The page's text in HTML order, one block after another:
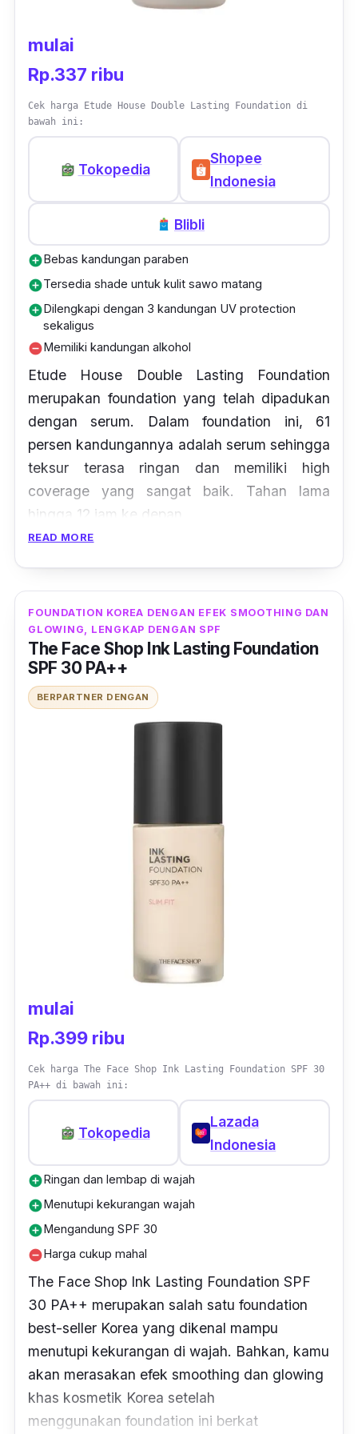
mulai
Rp.337 ribu
Cek harga Etude House Double Lasting Foundation di
bawah ini:
Tokopedia
Shopee
Indonesia
Blibli
add_circleBebas kandungan paraben
add_circleTersedia shade untuk kulit sawo matang
add_circleDilengkapi dengan 3 kandungan UV protection
sekaligus
remove_circleMemiliki kandungan alkohol
Etude House Double Lasting Foundation
merupakan foundation yang telah dipadukan
dengan serum. Dalamfoundation ini, 61
persen kandungannya adalah serum sehingga
teksur terasa ringan dan memiliki high
coverage yang sangat baik. Tahan lama
hingga 12 jam ke depan.
kulitmu dari sinarUV. Selain itu, teknologi
double glowdanairy moisture fitjuga
disematkan pada
kulit terlihat bercahaya tapi tetap terlihat
READ MORE
FOUNDATION KOREA DENGAN EFEK SMOOTHING DAN
GLOWING, LENGKAP DENGAN SPF
The Face Shop Ink Lasting Foundation
SPF 30 PA++
BERPARTNER DENGAN
mulai
Rp.399 ribu
Cek harga The Face Shop Ink Lasting Foundation SPF 30
PA++ di bawah ini:
Tokopedia
Lazada
Indonesia
add_circleRingan dan lembap di wajah
add_circleMenutupi kekurangan wajah
add_circleMengandung SPF 30
remove_circleHarga cukup mahal
The Face Shop Ink Lasting Foundation SPF
30 PA++ merupakan salah satu foundation
best-seller Korea yang dikenal mampu
menutupi kekurangan di wajah. Bahkan, kamu
akan merasakan efek smoothing dan glowing
khas kosmetik Korea setelah
menggunakan foundation ini berkat